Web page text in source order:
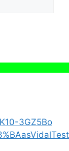
3GZ5Bo